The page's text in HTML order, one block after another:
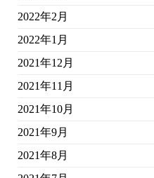
2022年2月
2022年1月
2021年12月
2021年11月
2021年10月
2021年9月
2021年8月